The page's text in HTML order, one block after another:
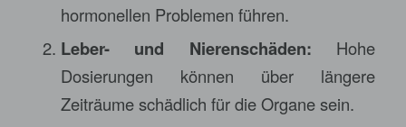
hormonellen Problemen führen.
Leber- und Nierenschäden: Hohe
Dosierungen können über längere
Zeiträume schädlich für die Organe sein.